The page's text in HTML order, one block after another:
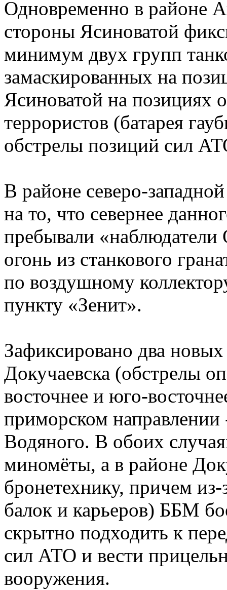
Одновременно в районе
стороны Ясиноватой
минимум двух групп
замаскированных на
Ясиноватой на позициях
террористов (батарея
обстрелы позиций сил
В районе северо-
на то, что севернее
пребывали
огонь из станкового
по воздушному
пункту «Зенит».
Зафиксировано два
Докучаевска (обстрелы
восточнее и юго-
приморском
Водяного. В обоих
миномёты, а в районе
бронетехнику, причем
балок и карьеров) ББМ
скрытно подходить к
сил АТО и вести
вооружения.